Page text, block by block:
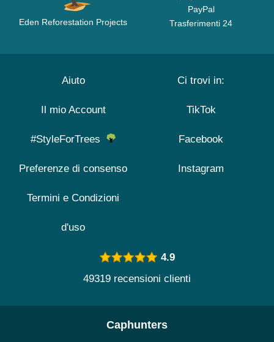
Eden Reforestation Projects
PayPal
Trasferimenti 24
Aiuto
Il mio Account
#StyleForTrees
Preferenze di consenso
Termini e Condizioni
d'uso
Ci trovi in:
TikTok
Facebook
Instagram
4.9
49319 recensioni clienti
Caphunters